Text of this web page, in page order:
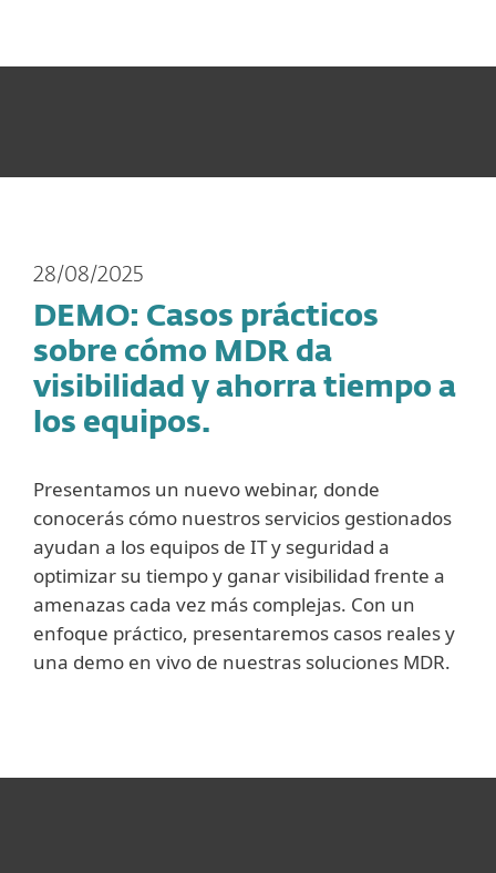
28/08/2025
DEMO: Casos prácticos
sobre cómo MDR da
visibilidad y ahorra tiempo a
los equipos.
Presentamos un nuevo webinar, donde
conocerás cómo nuestros servicios gestionados
ayudan a los equipos de IT y seguridad a
optimizar su tiempo y ganar visibilidad frente a
amenazas cada vez más complejas. Con un
enfoque práctico, presentaremos casos reales y
una demo en vivo de nuestras soluciones MDR.